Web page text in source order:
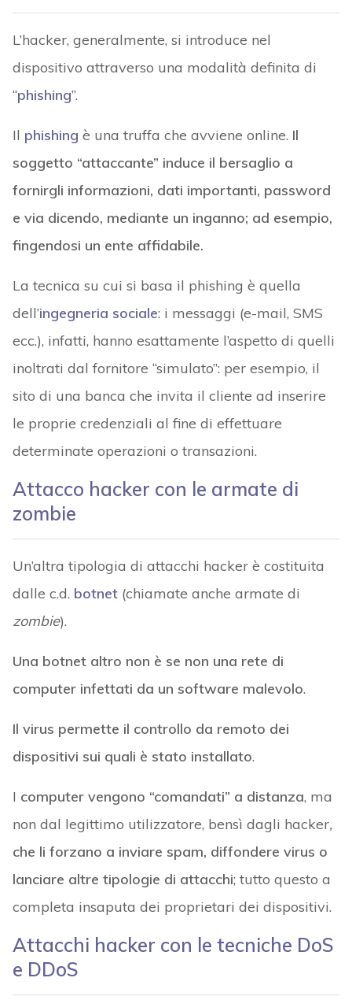
L’hacker, generalmente, si introduce nel
dispositivo attraverso una modalità definita di
“phishing”.
Il phishing è una truffa che avviene online. Il
soggetto “attaccante” induce il bersaglio a
fornirgli informazioni, dati importanti, password
e via dicendo, mediante un inganno; ad esempio,
fingendosi un ente affidabile.
La tecnica su cui si basa il phishing è quella
dell’ingegneria sociale: i messaggi (e-mail, SMS
ecc.), infatti, hanno esattamente l’aspetto di quelli
inoltrati dal fornitore “simulato”: per esempio, il
sito di una banca che invita il cliente ad inserire
le proprie credenziali al fine di effettuare
determinate operazioni o transazioni.
Attacco hacker con le armate di
zombie
Un’altra tipologia di attacchi hacker è costituita
dalle c.d. botnet(chiamate anche armate di
zombie).
Una botnet altro non è se non una rete di
computer infettati da un software malevolo.
Il virus permette il controllo da remoto dei
dispositivi sui quali è stato installato.
I computer vengono “comandati” a distanza, ma
non dal legittimo utilizzatore, bensì dagli hacker,
che li forzano a inviare spam, diffondere virus o
lanciare altre tipologie di attacchi; tutto questo a
completa insaputa dei proprietari dei dispositivi.
Attacchi hacker con le tecniche DoS
e DDoS